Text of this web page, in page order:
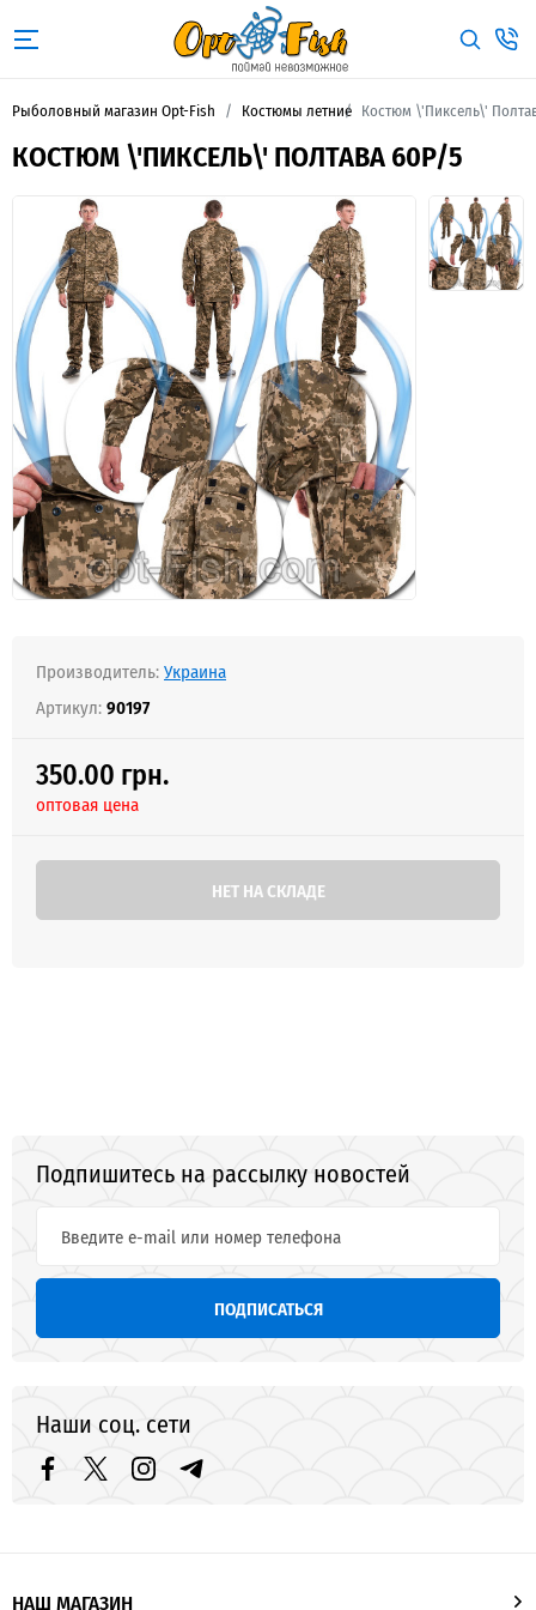
Рыболовный магазин Opt-Fish Костюмы летние Костюм \'Пиксель\'
КОСТЮМ \'ПИКСЕЛЬ\' ПОЛТАВА 60Р/5
Производитель:Украина
Артикул:90197
350.00 грн.
оптовая цена
НЕТ НА СКЛАДЕ
Подпишитесь на рассылку новостей
ПОДПИСАТЬСЯ
Наши соц. сети
НАШ МАГАЗИН